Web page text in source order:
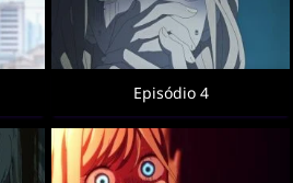
Episódio 4